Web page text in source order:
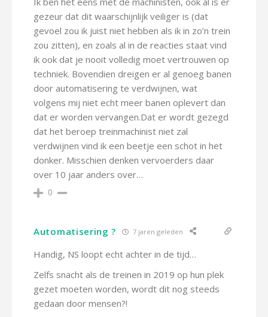
gezeur dat dit waarschijnlijk veiliger is (dat
gevoel zou ik juist niet hebben als ik in zo’n trein
zou zitten), en zoals al in de reacties staat vind
ik ook dat je nooit volledig moet vertrouwen op
techniek. Bovendien dreigen er al genoeg banen
door automatisering te verdwijnen, wat
volgens mij niet echt meer banen oplevert dan
dat er worden vervangen.Dat er wordt gezegd
dat het beroep treinmachinist niet zal
verdwijnen vind ik een beetje een schot in het
donker. Misschien denken vervoerders daar
over 10 jaar anders over…
0
Automatisering ? 7 jaren geleden
Handig, NS loopt echt achter in de tijd…
Zelfs snacht als de treinen in 2019 op hun plek
gezet moeten worden, wordt dit nog steeds
gedaan door mensen?!